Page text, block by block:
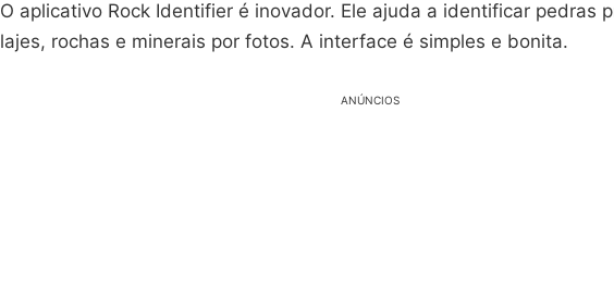
O aplicativo Rock Identifier é inovador. Ele ajuda a identificar pedras
lajes, rochas e minerais por fotos. A interface é simples e bonita.
ANÚNCIOS